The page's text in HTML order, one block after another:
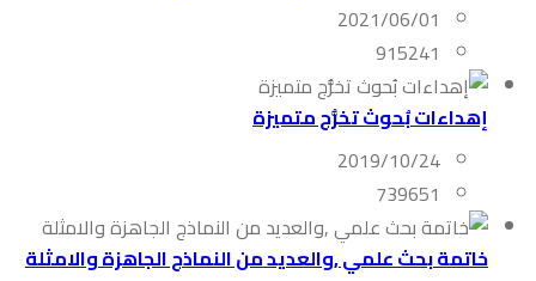
2021/06/01
915241
إهداءات بُحوث تخرُّج متميزة
2019/10/24
739651
خاتمة بحث علمي ,والعديد من النماذج الجاهزة والامثلة